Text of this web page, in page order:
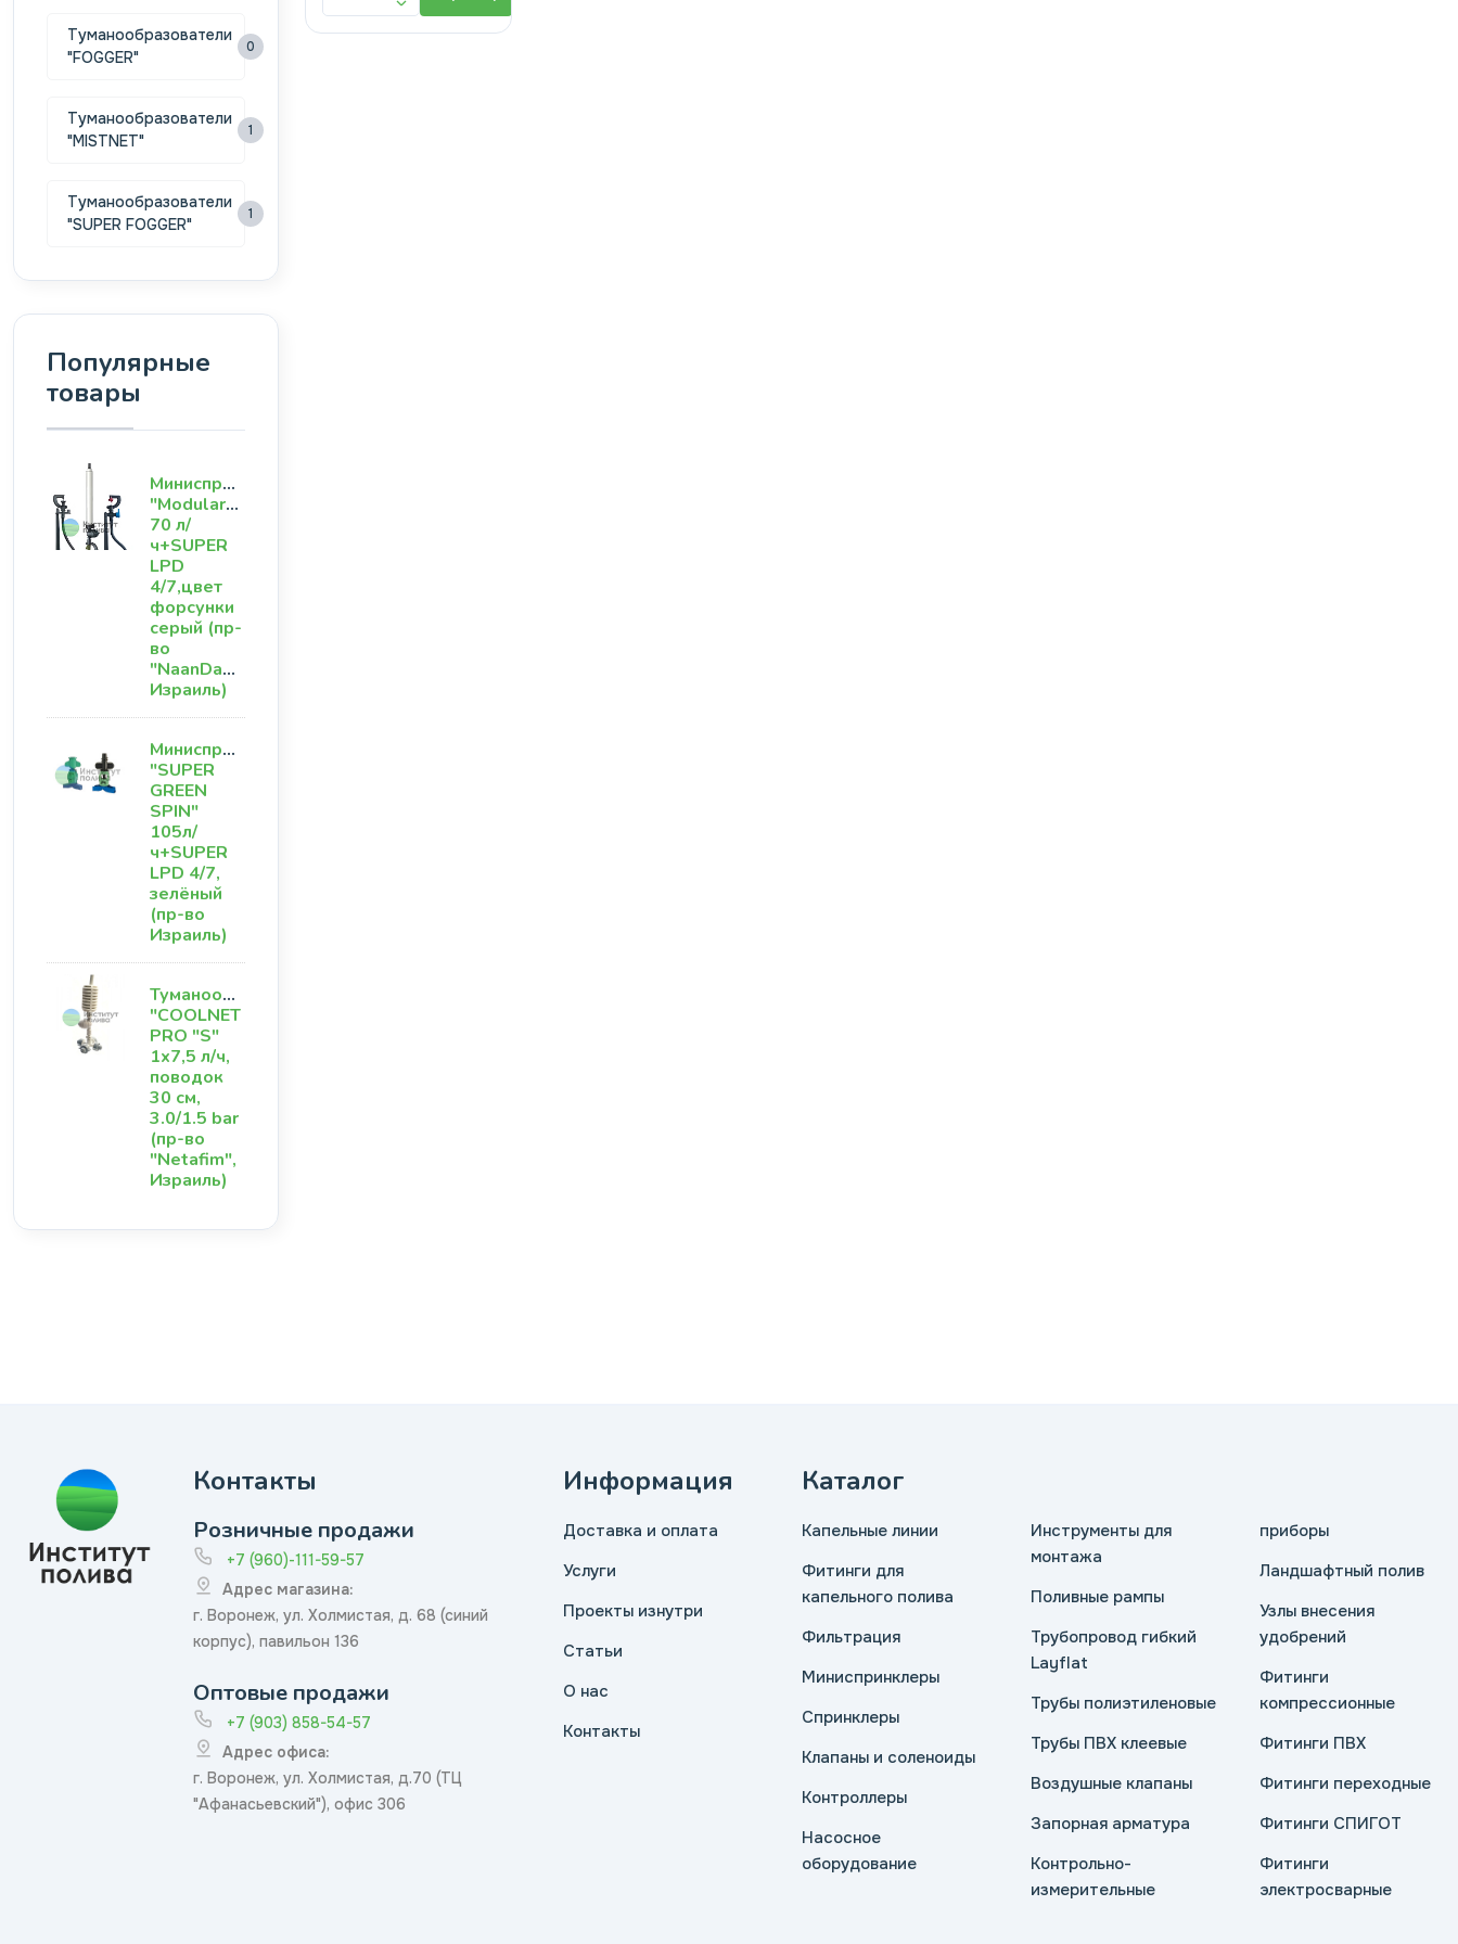
Туманообразователи
"FOGGER"
0
Туманообразователи
"MISTNET"
1
Туманообразователи
"SUPER FOGGER"
1
Популярные
товары
Миниспринклер
"ModularGroup"
70 л/
ч+SUPER
LPD
4/7,цвет
форсунки
серый (пр-
во
"NaanDanJain"
Израиль)
Миниспринклер
"SUPER
GREEN
SPIN"
105л/
ч+SUPER
LPD 4/7,
зелёный
(пр-во
Израиль)
Туманообразователь
"COOLNET
PRO "S"
1х7,5 л/ч,
поводок
30 см,
3.0/1.5 bar
(пр-во
"Netafim",
Израиль)
Контакты
Розничные продажи
+7 (960)-111-59-57
Адрес магазина:
г. Воронеж, ул. Холмистая, д. 68 (синий
корпус), павильон 136
Оптовые продажи
+7 (903) 858-54-57
Адрес офиса:
г. Воронеж, ул. Холмистая, д.70 (ТЦ
"Афанасьевский"), офис 306
Информация
Доставка и оплата
Услуги
Проекты изнутри
Статьи
О нас
Контакты
Каталог
Капельные линии
Фитинги для
капельного полива
Фильтрация
Миниспринклеры
Спринклеры
Клапаны и соленоиды
Контроллеры
Насосное
оборудование
Инструменты для
монтажа
Поливные рампы
Трубопровод гибкий
Layflat
Трубы полиэтиленовые
Трубы ПВХ клеевые
Воздушные клапаны
Запорная арматура
Контрольно-
измерительные
приборы
Ландшафтный полив
Узлы внесения
удобрений
Фитинги
компрессионные
Фитинги ПВХ
Фитинги переходные
Фитинги СПИГОТ
Фитинги
электросварные